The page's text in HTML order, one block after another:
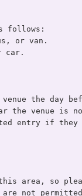
follows:
or van.
car.
the day
the venue is
entry if they
area, so
are not